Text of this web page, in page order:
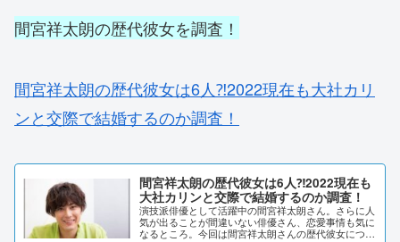
間宮祥太朗の歴代彼女を調査！
間宮祥太朗の歴代彼女は6人⁈2022現在も大社カリ
ンと交際で結婚するのか調査！
間宮祥太朗の歴代彼女は6人⁈2022現在も
大社カリンと交際で結婚するのか調査！
演技派俳優として活躍中の間宮祥太朗さん。さらに人
気が出ることが間違いない俳優さん、恋愛事情も気に
なるところ。今回は間宮祥太朗さんの歴代彼女につい